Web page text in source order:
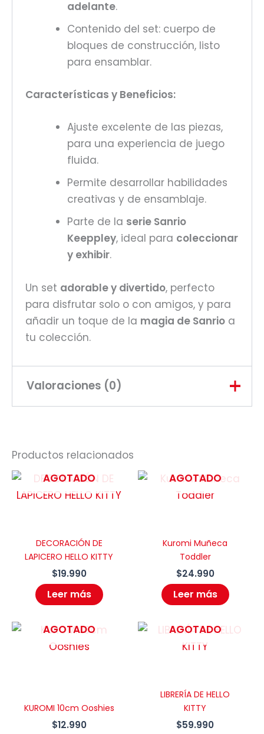
adelante.
Contenido del set: cuerpo de
bloques de construcción, listo
para ensamblar.
Características y Beneficios:
Ajuste excelente de las piezas,
para una experiencia de juego
fluida.
Permite desarrollar habilidades
creativas y de ensamblaje.
Parte de la serie Sanrio
Keeppley, ideal para coleccionar
y exhibir.
Un set adorable y divertido, perfecto
para disfrutar solo o con amigos, y para
añadir un toque de la magia de Sanrio a
tu colección.
Valoraciones (0)
Sé el primero en valorar
“Pompompurin Musica en la
no será publicada.
Los campos
obligatorios están marcados con
Tu
puntuación
Tu valoración
Nombre *
Productos relacionados
AGOTADO
DECORACIÓN DE
LAPICERO HELLO KITTY
$19.990
Leer más
AGOTADO
Kuromi Muñeca
Toddler
$24.990
Leer más
AGOTADO
KUROMI 10cm Ooshies
$12.990
AGOTADO
LIBRERÍA DE HELLO
KITTY
$59.990